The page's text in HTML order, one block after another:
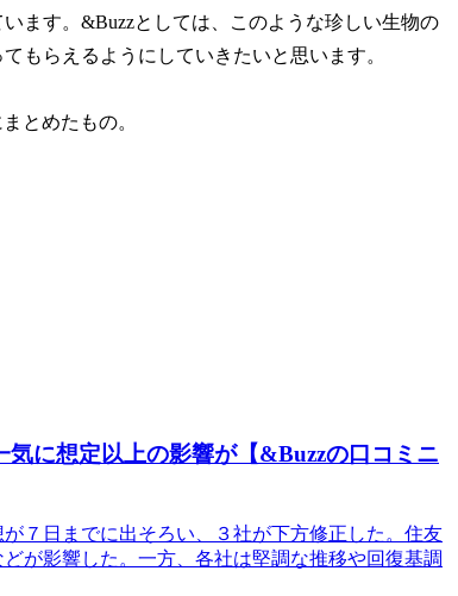
ます。&Buzzとしては、このような珍しい生物の
もらえるようにしていきたいと思います。
とめたもの。
に想定以上の影響が【&Buzzの口コミニ
７日までに出そろい、３社が下方修正した。住友
が影響した。一方、各社は堅調な推移や回復基調